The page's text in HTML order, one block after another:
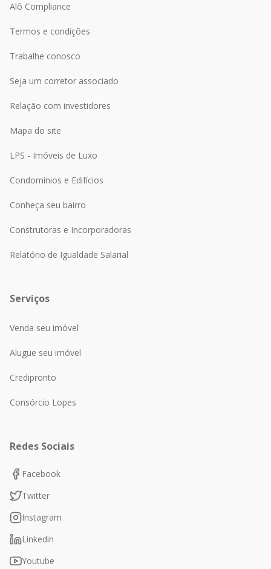
Alô Compliance
Termos e condições
Trabalhe conosco
Seja um corretor associado
Relação com investidores
Mapa do site
LPS - Imóveis de Luxo
Condomínios e Edifícios
Conheça seu bairro
Construtoras e Incorporadoras
Relatório de Igualdade Salarial
Serviços
Venda seu imóvel
Alugue seu imóvel
Credipronto
Consórcio Lopes
Redes Sociais
Facebook
Twitter
Instagram
Linkedin
Youtube